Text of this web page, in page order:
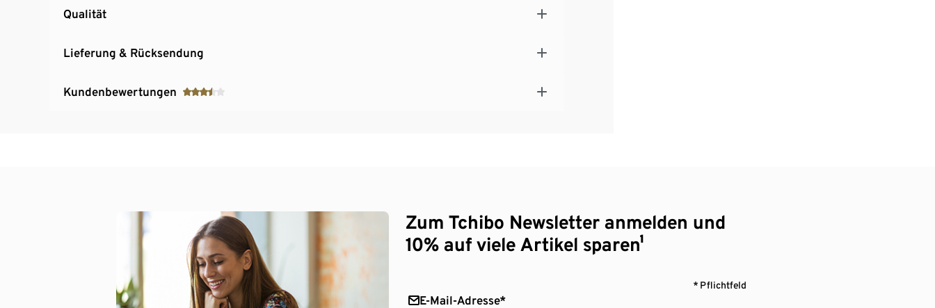
Qualität
Lieferung & Rücksendung
Kundenbewertungen
Zum Tchibo Newsletter anmelden und
10% auf viele Artikel sparen¹
* Pflichtfeld
E-Mail-Adresse*